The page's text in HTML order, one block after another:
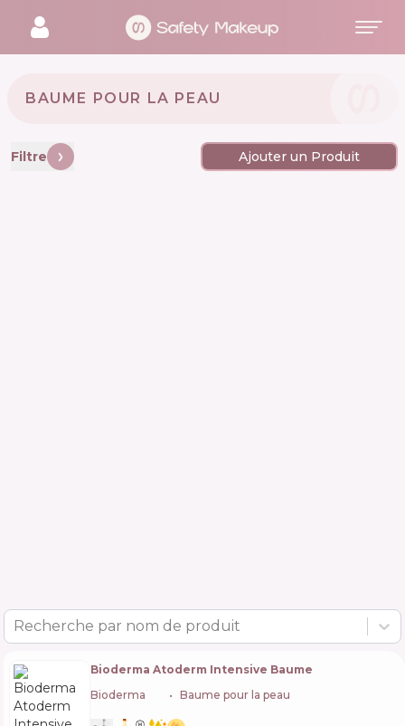
BAUME POUR LA PEAU
Filtre Ajouter un Produit
Recherche par nom de produit
Bioderma Atoderm Intensive Baume
Bioderma
Baume pour la peau